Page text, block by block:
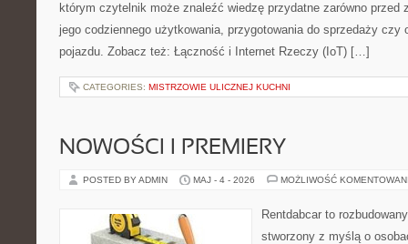
którym czytelnik może znaleźć wiedzę przydatne zarówno przed
jego codziennego użytkowania, przygotowania do sprzedaży czy
pojazdu. Zobacz też: Łączność i Internet Rzeczy (IoT) […]
CATEGORIES: MISTRZOWIE ULICZNEJ KUCHNI
NOWOŚCI I PREMIERY
POSTED BY ADMIN MAJ - 4 - 2026 MOŻLIWOŚĆ
Rentdabcar to
stworzony z myślą o